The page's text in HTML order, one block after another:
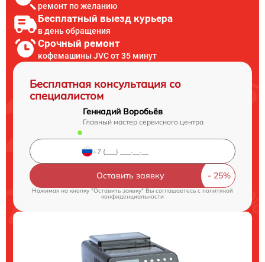
ремонт по желанию
Бесплатный выезд курьера
в день обращения
Срочный ремонт
кофемашины JVC от 35 минут
Бесплатная консультация со
специалистом
Геннадий Воробьёв
Главный мастер сервисного центра
Оставить заявку
Нажимая на кнопку "Оставить заявку" Вы соглашаетесь cполитикой
конфиденциальности